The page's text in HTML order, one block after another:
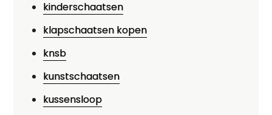
kinderschaatsen
klapschaatsen kopen
knsb
kunstschaatsen
kussensloop